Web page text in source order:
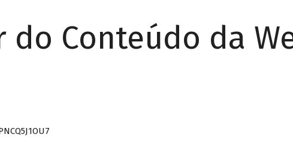
do Conteúdo da